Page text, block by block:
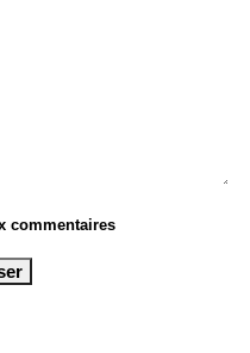
commentaires